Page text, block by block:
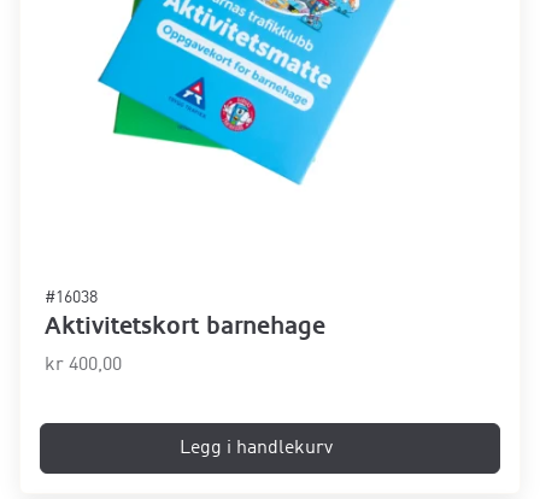
#16038
Aktivitetskort barnehage
kr 400,00
Legg i handlekurv